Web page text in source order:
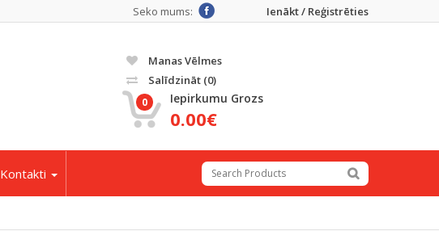
Ienākt / Reģistrēties
Seko mums:
Manas Vēlmes
Salīdzināt (0)
0 Iepirkumu Grozs
0.00€
Kontakti